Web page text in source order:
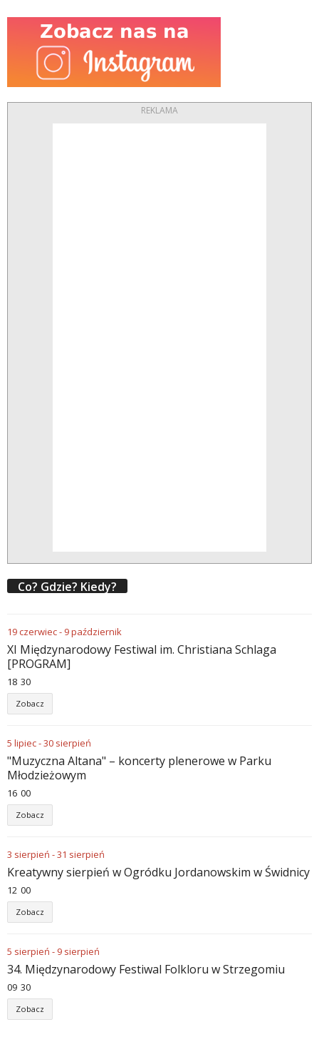
REKLAMA
Co? Gdzie? Kiedy?
19czerwiec- 9październik
XI Międzynarodowy Festiwal im. Christiana Schlaga
[PROGRAM]
18 30
Zobacz
5 lipiec-30 sierpień
"Muzyczna Altana" – koncerty plenerowe w Parku
Młodzieżowym
16 00
Zobacz
3 sierpień -31 sierpień
Kreatywny sierpień w Ogródku Jordanowskim w Świdnicy
12 00
Zobacz
5 sierpień - 9 sierpień
34. Międzynarodowy Festiwal Folkloru w Strzegomiu
09 30
Zobacz